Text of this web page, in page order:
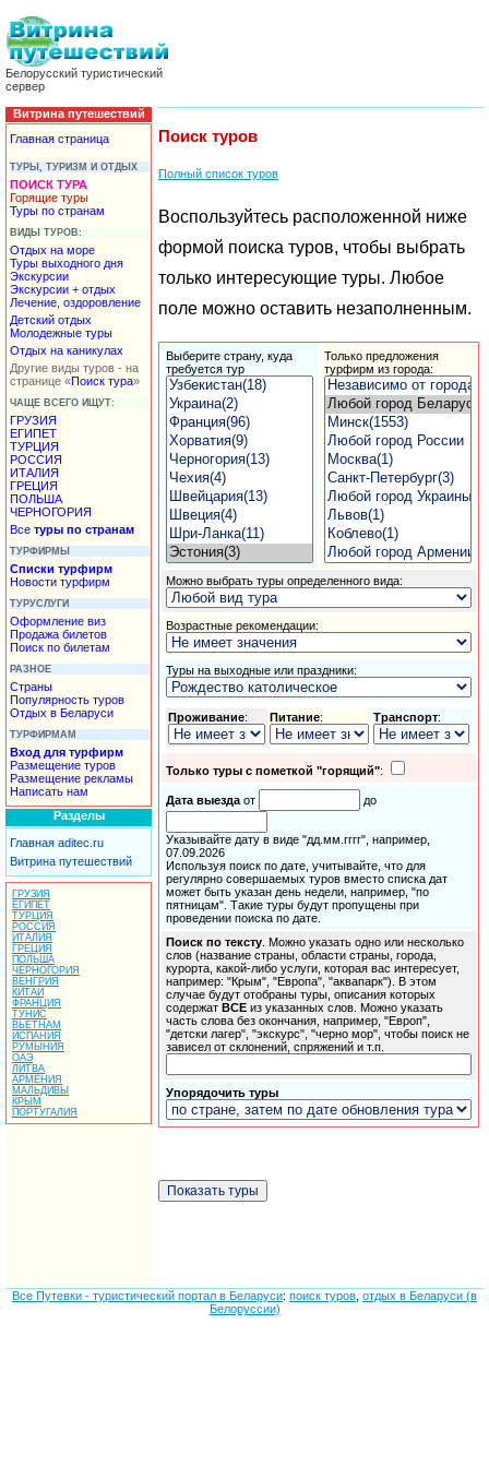
Белорусский туристический
сервер
Витрина путешествий
Главная страница
ТУРЫ, ТУРИЗМ И ОТДЫХ
ПОИСК ТУРА
Горящие туры
Туры по странам
ВИДЫ ТУРОВ:
Отдых на море
Туры выходного дня
Экскурсии
Экскурсии + отдых
Лечение, оздоровление
Детский отдых
Молодежные туры
Отдых на каникулах
Другие виды туров - на
странице «Поиск тура»
ЧАЩЕ ВСЕГО ИЩУТ:
ГРУЗИЯ
ЕГИПЕТ
ТУРЦИЯ
РОССИЯ
ИТАЛИЯ
ГРЕЦИЯ
ПОЛЬША
ЧЕРНОГОРИЯ
Все туры по странам
ТУРФИРМЫ
Списки турфирм
Новости турфирм
ТУРУСЛУГИ
Оформление виз
Продажа билетов
Поиск по билетам
РАЗНОЕ
Страны
Популярность туров
Отдых в Беларуси
ТУРФИРМАМ
Вход для турфирм
Размещение туров
Размещение рекламы
Написать нам
Разделы
Главная aditec.ru
Витрина путешествий
ГРУЗИЯ
ЕГИПЕТ
ТУРЦИЯ
РОССИЯ
ИТАЛИЯ
ГРЕЦИЯ
ПОЛЬША
ЧЕРНОГОРИЯ
ВЕНГРИЯ
КИТАЙ
ФРАНЦИЯ
ТУНИС
ВЬЕТНАМ
ИСПАНИЯ
РУМЫНИЯ
ОАЭ
ЛИТВА
АРМЕНИЯ
МАЛЬДИВЫ
КРЫМ
ПОРТУГАЛИЯ
Поиск туров
Полный список туров
Воспользуйтесь расположенной ниже
формой поиска туров, чтобы выбрать
только интересующие туры. Любое
поле можно оставить незаполненным.
Выберите страну, куда
требуется тур
Только предложения
турфирм из города:
Можно выбрать туры определенного вида:
Возрастные рекомендации:
Туры на выходные или праздники:
Проживание: Питание: Транспорт:
Только туры с пометкой "горящий":
Дата выезда от до
Указывайте дату в виде "дд.мм.гггг", например,
07.09.2026
Используя поиск по дате, учитывайте, что для
регулярно совершаемых туров вместо списка дат
может быть указан день недели, например, "по
пятницам". Такие туры будут пропущены при
проведении поиска по дате.
Поиск по тексту . Можно указать одно или несколько
слов (название страны, области страны, города,
курорта, какой-либо услуги, которая вас интересует,
например: "Крым", "Европа", "аквапарк"). В этом
случае будут отобраны туры, описания которых
содержат ВСЕ из указанных слов. Можно указать
часть слова без окончания, например, "Европ",
"детски лагер", "экскурс", "черно мор", чтобы поиск не
зависел от склонений, спряжений и т.п.
Упорядочить туры
Все Путевки - туристический портал в Беларуси: поиск туров отдых в Беларуси (в
Белоруссии)